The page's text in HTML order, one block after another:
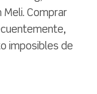
Meli. Comprar
imposibles de